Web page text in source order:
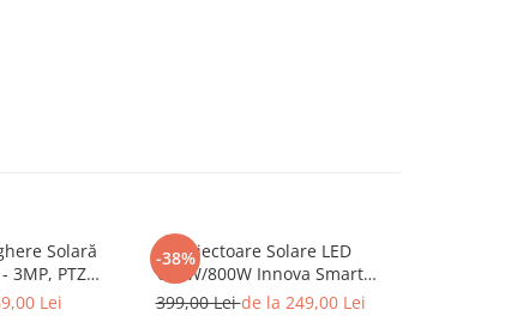
Solară
3MP, PTZ
Audio
Lei
-38%
Proiectoare Solare LED
600W/800W Innova Smart
Home Hall, IP67, Panouri Solare
399,00 Leide la 249,00 Lei